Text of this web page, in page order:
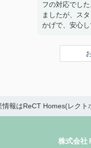
フの対応でし
ましたが、ス
かげで、安心
感がありまし
お願いしよう
情報はReCT Homes(レクト
株式会社